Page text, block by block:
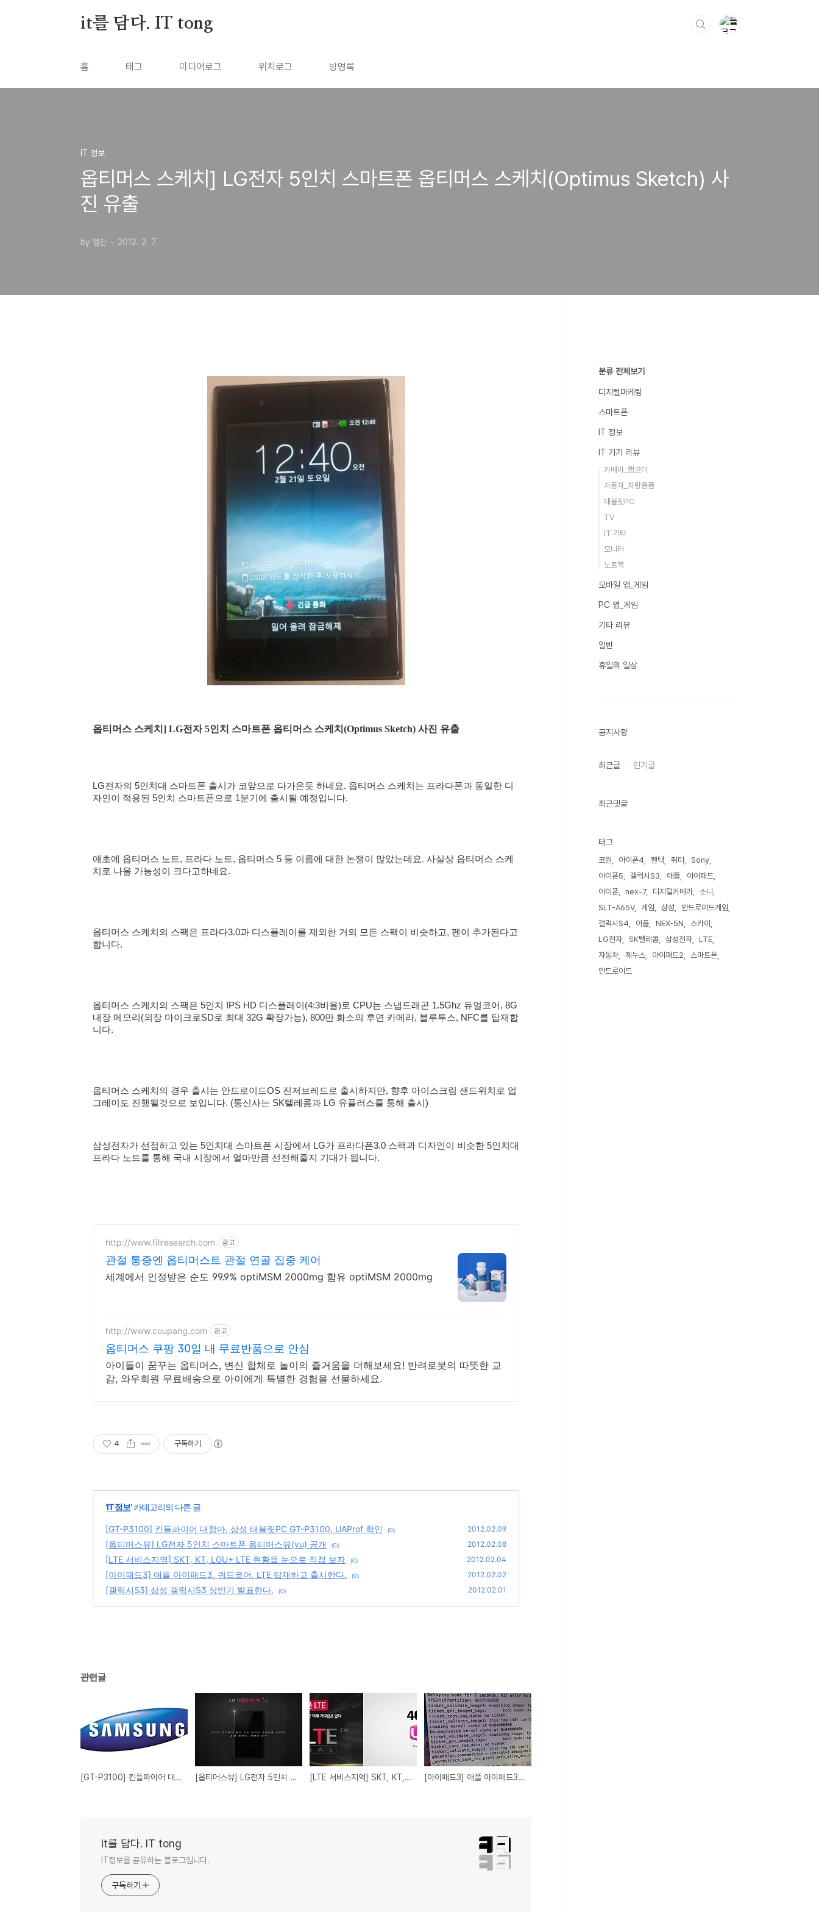
it를 담다. IT tong
홈 태그 미디어로그 위치로그 방명록
IT 정보
옵티머스 스케치] LG전자 5인치 스마트폰 옵티머스 스케치(Optimus Sketch) 사
진 유출
by 엠찬 2012. 2. 7.
옵티머스 스케치] LG전자 5인치 스마트폰 옵티머스 스케치(Optimus Sketch) 사진 유출
LG전자의 5인치대 스마트폰 출시가 코앞으로 다가온듯 하네요. 옵티머스 스케치는 프라다폰과 동일한 디
자인이 적용된 5인치 스마트폰으로 1분기에 출시될 예정입니다.
애초에 옵티머스 노트, 프라다 노트, 옵티머스 5 등 이름에 대한 논쟁이 많았는데요. 사실상 옵티머스 스케
치로 나올 가능성이 크다고하네요.
옵티머스 스케치의 스팩은 프라다3.0과 디스플레이를 제외한 거의 모든 스팩이 비슷하고, 펜이 추가된다고
합니다.
옵티머스 스케치의 스팩은 5인치 IPS HD 디스플레이(4:3비율)로 CPU는 스냅드래곤 1.5Ghz 듀얼코어, 8G
내장 메모리(외장 마이크로SD로 최대 32G 확장가능), 800만 화소의 후면 카메라, 블루투스, NFC를 탑재합
니다.
옵티머스 스케치의 경우 출시는 안드로이드OS 진저브레드로 출시하지만, 향후 아이스크림 샌드위치로 업
그레이도 진행될것으로 보입니다. (통신사는 SK텔레콤과 LG 유플러스를 통해 출시)
삼성전자가 선점하고 있는 5인치대 스마트폰 시장에서 LG가 프라다폰3.0 스팩과 디자인이 비슷한 5인치대
프라다 노트를 통해 국내 시장에서 얼마만큼 선전해줄지 기대가 됩니다.
http://www.fillresearch.com 광고
관절 통증엔 옵티머스트 관절 연골 집중 케어
세계에서 인정받은 순도 99.9% optiMSM 2000mg 함유 optiMSM 2000mg
http://www.coupang.com 광고
옵티머스 쿠팡 30일 내 무료반품으로 안심
아이들이 꿈꾸는 옵티머스, 변신 합체로 놀이의 즐거움을 더해보세요! 반려로봇의 따뜻한 교
감, 와우회원 무료배송으로 아이에게 특별한 경험을 선물하세요.
4 구독하기
'IT 정보' 카테고리의 다른 글
[GT-P3100] 킨들파이어 대항마, 삼성 태블릿PC GT-P3100, UAProf 확인 (0) 2012.02.09
[옵티머스뷰] LG전자 5인치 스마트폰 옵티머스뷰(vu) 공개 (0) 2012.02.08
[LTE 서비스지역] SKT, KT, LGU+ LTE 현황을 눈으로 직접 보자 (0) 2012.02.04
[아이패드3] 애플 아이패드3, 쿼드코어, LTE 탑재하고 출시한다. (0) 2012.02.02
[갤럭시S3] 삼성 갤럭시S3 상반기 발표한다. (0) 2012.02.01
관련글
[GT-P3100] 킨들파이어 대항마, 삼성 태블릿PC GT-P3100, UAProf 확인 [옵티머스뷰] LG전자 5인치 스마트폰 옵티머스뷰(vu) 공개 [LTE 서비스지역] SKT, KT, LGU+ LTE 현황을 눈으로 직접 보자 [아이패드3] 애플 아이패드3, 쿼드코어, LTE 탑재하고 출시한다.
it를 담다. IT tong
IT정보를 공유하는 블로그입니다.
구독하기
분류 전체보기
디지털마케팅
스마트폰
IT 정보
IT 기기 리뷰
카메라_캠코더
자동차_차량용품
태블릿PC
TV
IT 기타
모니터
노트북
모바일 앱_게임
PC 앱_게임
기타 리뷰
일반
휴일의 일상
공지사항
최근글 인기글
최근댓글
태그
코원 아이폰4 팬택 취미
Sony
아이폰5
갤럭시S3 애플
아이패드
아이폰
nex-7 디지털카메라
소니
SLT-A65V
게임 삼성
안드로이드게임
갤럭시S4
어플 NEX-5N
스카이
LG전자
SK텔레콤 삼성전자
LTE
자동차
제누스 아이패드2
스마트폰
안드로이드